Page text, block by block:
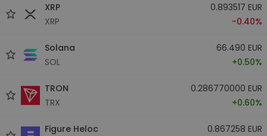
XRP
XRP
0.893517 EUR
-0.40%
Solana
SOL
66.490 EUR
+0.50%
TRON
TRX
0.286770000 EUR
+0.60%
Figure Heloc
0.867258 EUR